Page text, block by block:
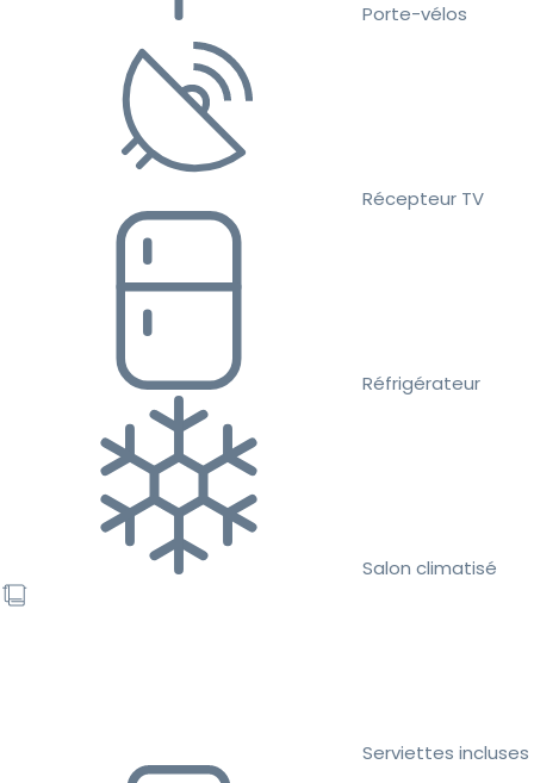
Porte-vélos
Récepteur TV
Réfrigérateur
Salon climatisé
Serviettes incluses